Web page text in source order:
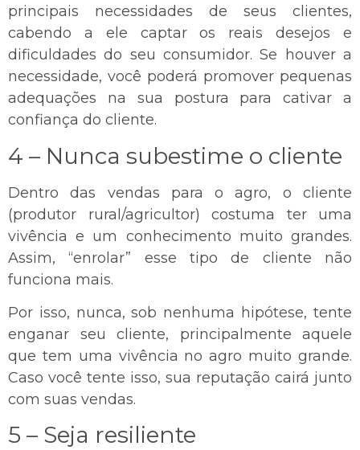
principais necessidades de seus clientes,
cabendo a ele captar os reais desejos e
dificuldades do seu consumidor. Se houver a
necessidade, você poderá promover pequenas
adequações na sua postura para cativar a
confiança do cliente.
4 – Nunca subestime o cliente
Dentro das vendas para o agro, o cliente
(produtor rural/agricultor) costuma ter uma
vivência e um conhecimento muito grandes.
Assim, “enrolar” esse tipo de cliente não
funciona mais.
Por isso, nunca, sob nenhuma hipótese, tente
enganar seu cliente, principalmente aquele
que tem uma vivência no agro muito grande.
Caso você tente isso, sua reputação cairá junto
com suas vendas.
5 – Seja resiliente